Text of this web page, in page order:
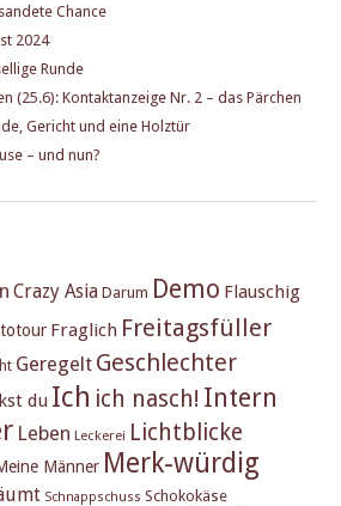
Chance
2024
Runde
(25.6): Kontaktanzeige Nr. 2 – das Pärchen
Gericht und eine Holztür
– und nun?
Crazy Asia Darum Demo Flauschig
Fraglich Freitagsfüller
Geregelt Geschlechter
du Ich ich nasch! Intern
Leben Leckerei Lichtblicke
Männer Merk-würdig
Schnappschuss Schokokäse